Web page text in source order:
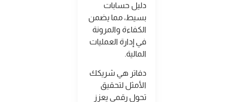
دليل حسابات
بسيط، مما يضمن
الكفاءة والمرونة
في إدارة العمليات
المالية.
دفاتر هي شريكك
الأمثل لتحقيق
تحول رقمي يعزز